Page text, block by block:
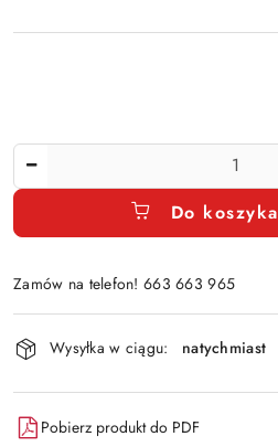
Do koszyka
Zamów na telefon! 663 663 965
Dostępność
i
dostawa
Wysyłka w ciągu: natychmiast
Pobierz produkt do PDF